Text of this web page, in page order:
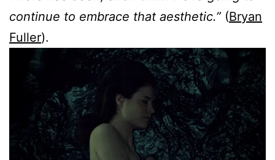
continue to embrace that aesthetic.” (Bryan
Fuller).